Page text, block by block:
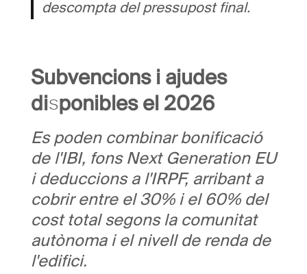
descompta del pressupost final.
Subvencions i ajudes
disponibles el 2026
Es poden combinar bonificació
de l'IBI, fons Next Generation EU
i deduccions a l'IRPF, arribant a
cobrir entre el 30% i el 60% del
cost total segons la comunitat
autònoma i el nivell de renda de
l'edifici.